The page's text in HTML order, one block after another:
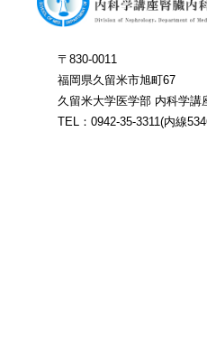
〒830-0011
福岡県久留米市旭町67
久留米大学医学部 内科学講
TEL：0942-35-3311(内線